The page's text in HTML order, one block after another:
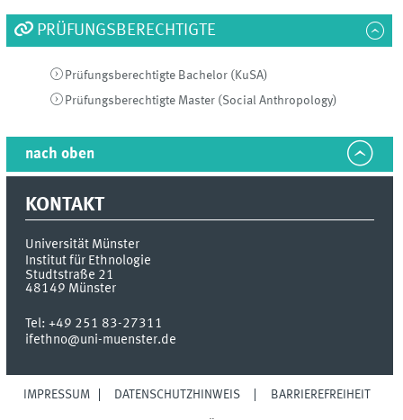
PRÜFUNGSBERECHTIGTE
Prüfungsberechtigte Bachelor (KuSA)
Prüfungsberechtigte Master (Social Anthropology)
nach oben
KONTAKT
Universität Münster
Institut für Ethnologie
Studtstraße 21
48149 Münster
Tel:+49 251 83-27311
ifethno@uni-muenster.de
IMPRESSUM DATENSCHUTZHINWEIS BARRIEREFREIHEIT